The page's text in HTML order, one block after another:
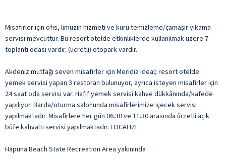
Misafirler için ofis, limuzin hizmeti ve kuru temizleme/çamaşır yıkama
servisi mevcuttur. Bu resort otelde etkinliklerde kullanılmak üzere 7
toplantı odası vardır. (ücretli) otopark vardır.
Akdeniz mutfağı seven misafirler için Meridia ideal; resort otelde
yemek servisi yapan 3 restoran bulunuyor, ayrıca isteyen misafirler için
24 saat oda servisi var. Hafif yemek servisi kahve dükkânında/kafede
yapılıyor. Barda/oturma salonunda misafirlerimize içecek servisi
yapılmaktadır. Misafirlere her gün 06.30 ve 11.30 arasında ücretli açık
büfe kahvaltı servisi yapılmaktadır. LOCALIZE
Hāpuna Beach State Recreation Area yakınında